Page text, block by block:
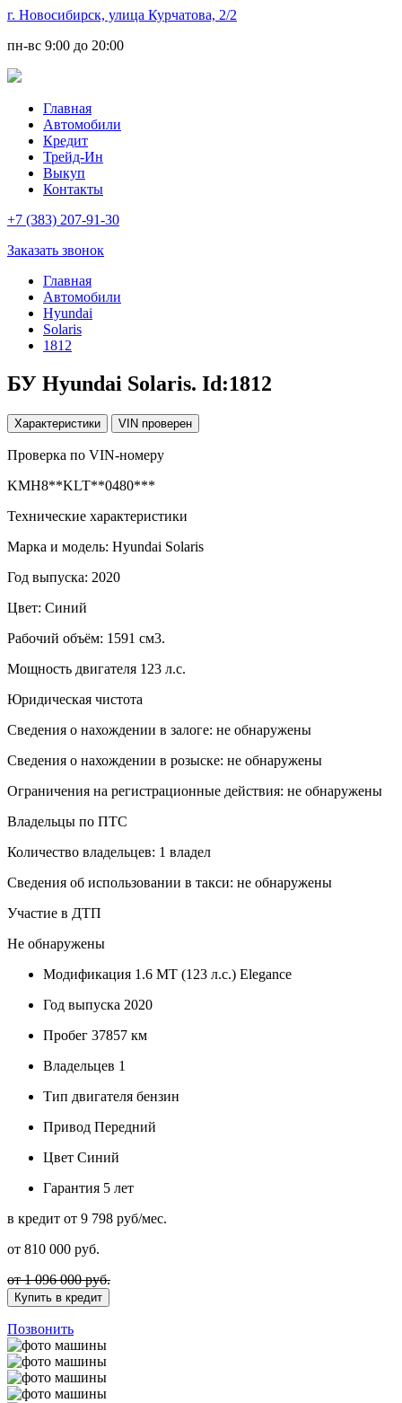
г. Новосибирск, улица Курчатова, 2/2
пн-вс 9:00 до 20:00
Главная
Автомобили
Кредит
Трейд-Ин
Выкуп
Контакты
+7 (383) 207-91-30
Заказать звонок
Главная
Автомобили
Hyundai
Solaris
1812
БУ Hyundai Solaris. Id:1812
Характеристики VIN проверен
Проверка по VIN-номеру
KMH8**KLT**0480***
Технические характеристики
Марка и модель: Hyundai Solaris
Год выпуска: 2020
Цвет: Синий
Рабочий объём: 1591 см3.
Мощность двигателя 123 л.с.
Юридическая чистота
Сведения о нахождении в залоге: не обнаружены
Сведения о нахождении в розыске: не обнаружены
Ограничения на регистрационные действия: не обнаружены
Владельцы по ПТС
Количество владельцев: 1 владел
Сведения об использовании в такси: не обнаружены
Участие в ДТП
Не обнаружены
Модификация 1.6 MT (123 л.с.) Elegance
Год выпуска 2020
Пробег 37857 км
Владельцев 1
Тип двигателя бензин
Привод Передний
Цвет Синий
Гарантия 5 лет
в кредит от 9 798 руб/мес.
от 810 000 руб.
от 1 096 000 руб.
Купить в кредит
Позвонить